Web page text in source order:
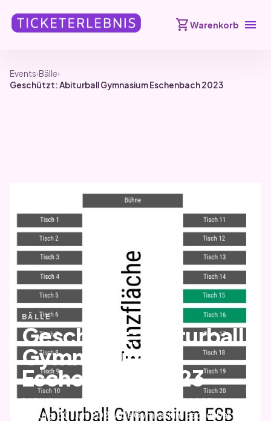
shopping_cartWarenkorb menu
Events›Bälle›
Geschützt: Abiturball Gymnasium Eschenbach 2023
BÄLLE
Geschützt: Abiturball
Gymnasium
Eschenbach 2023
DATUM
Freitag, 30. Juni 2023
VERANSTALTUNGSORT
Aula Gymnasium Eschenbach